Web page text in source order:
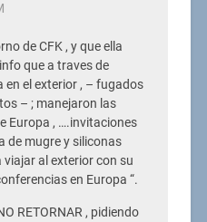
de CFK , y que ella
que a traves de
el exterior , – fugados
– ; manejaron las
Europa , ….invitaciones
de mugre y siliconas
al exterior con su
en Europa “.
RETORNAR , pidiendo